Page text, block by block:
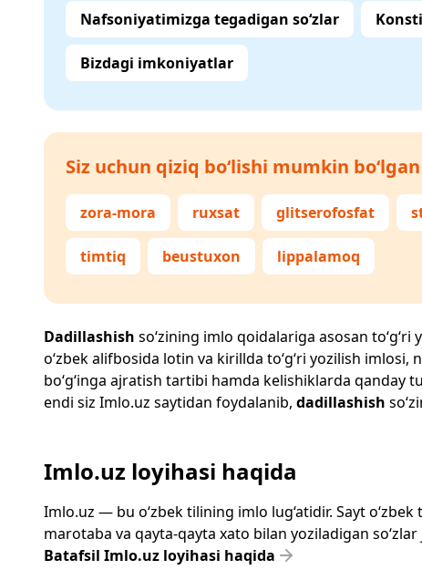
Nafsoniyatimizga tegadigan so‘zlar
Bizdagi imkoniyatlar
Siz uchun qiziq bo‘lishi mumkin bo‘lgan
zora-mora ruxsat glitserofosfat
timtiq beustuxon lippalamoq
Dadillashish so‘zining imlo qoidalariga asosan
o‘zbek alifbosida lotin va kirillda to‘g‘ri yozilish
bo‘g‘inga ajratish tartibi hamda kelishiklarda qanday
endi siz Imlo.uz saytidan foydalanib, dadillashish
Imlo.uz loyihasi haqida
Imlo.uz — bu o‘zbek tilining imlo lug‘atidir. Sayt
marotaba va qayta-qayta xato bilan yoziladigan
Batafsil Imlo.uz loyihasi haqida